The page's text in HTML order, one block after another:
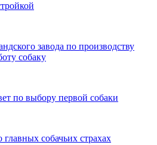
завода по производству
собаку
по выбору первой собаки
главных собачьих страхах